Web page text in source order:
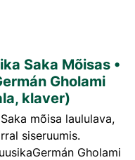
Saka Mõisas •
Gholami
klaver)
mõisa laululava,
siseruumis.
Gholami